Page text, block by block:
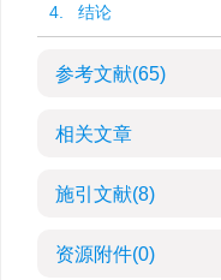
4. 结论
参考文献(65)
相关文章
施引文献(8)
资源附件(0)